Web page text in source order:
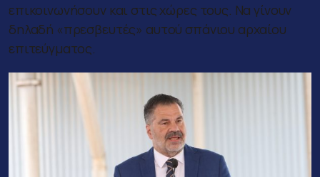
επικοινωνήσουν και στις χώρες τους. Να γίνουν
δηλαδή «πρεσβευτές» αυτού σπάνιου αρχαίου
επιτεύγματος.